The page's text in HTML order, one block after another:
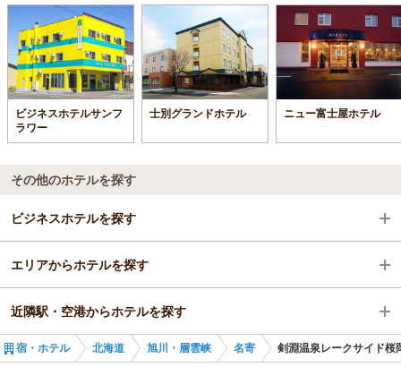
ビジネスホテルサンフ
ラワー
士別グランドホテル ニュー富士屋ホテル
その他のホテルを探す
ビジネスホテルを探す
北海道
旭川・層雲峡
名寄
エリアからホテルを探す
北海道
旭川・層雲峡
近隣駅・空港からホテルを探す
剣淵駅
宿・ホテル 北海道 旭川・層雲峡 名寄 剣淵温泉レークサイド